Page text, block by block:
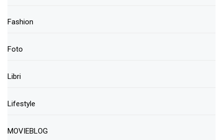
Fashion
Foto
Libri
Lifestyle
MOVIEBLOG